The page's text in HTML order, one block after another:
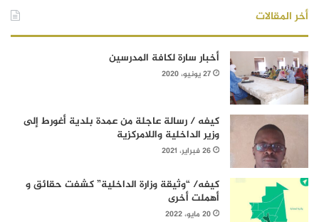
أخر المقالات
أخبار سارة لكافة المدرسين
27 يونيو، 2020
كيفه / رسالة عاجلة من عمدة بلدية أغورط إلى
وزير الداخلية واللامركزية
26 فبراير، 2021
كيفه/ “وثيقة وزارة الداخلية” كشفت حقائق و
أهملت أخرى
20 مايو، 2022